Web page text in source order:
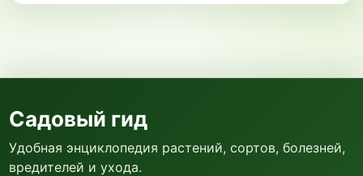
Садовый гид
Удобная энциклопедия растений, сортов, болезней,
вредителей и ухода.